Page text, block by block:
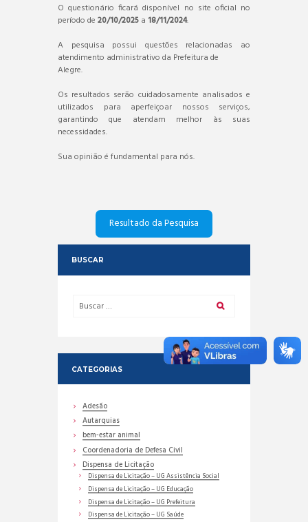
O questionário ficará disponível no site oficial no
período de 20/10/2025 a 18/11/2024.
A pesquisa possui questões relacionadas ao
atendimento administrativo da Prefeitura de
Alegre.
Os resultados serão cuidadosamente analisados e
utilizados para aperfeiçoar nossos serviços,
garantindo que atendam melhor às suas
necessidades.
Sua opinião é fundamental para nós.
Resultado da Pesquisa
BUSCAR
CATEGORIAS
Adesão
Autarquias
bem-estar animal
Coordenadoria de Defesa Civil
Dispensa de Licitação
Dispensa de Licitação – UG Assistência Social
Dispensa de Licitação – UG Educação
Dispensa de Licitação – UG Prefeitura
Dispensa de Licitação – UG Saúde